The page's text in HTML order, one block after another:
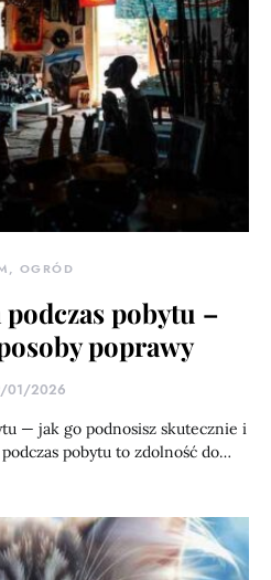
OGRÓD
pobytu –
poprawy
01/2026
— jak go podnosisz skutecznie i
pobytu to zdolność do…